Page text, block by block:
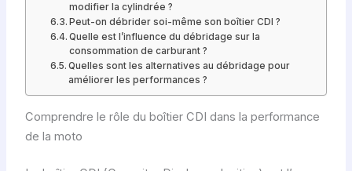
modifier la cylindrée ?
Peut-on débrider soi-même son boîtier CDI ?
Quelle est l’influence du débridage sur la
consommation de carburant ?
Quelles sont les alternatives au débridage pour
améliorer les performances ?
Comprendre le rôle du boîtier CDI dans la performance
de la moto